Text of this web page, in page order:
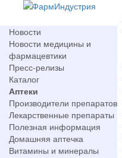
Новости
Новости медицины и
фармацевтики
Пресс-релизы
Каталог
Аптеки
Производители препаратов
Лекарственные препараты
Полезная информация
Домашняя аптечка
Витамины и минералы